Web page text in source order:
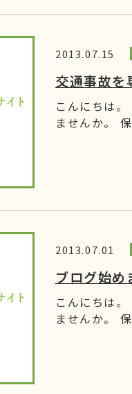
2013.07.15
交通事故を
こんにちは
ませんか。
2013.07.01
ブログ始め
こんにちは
ませんか。